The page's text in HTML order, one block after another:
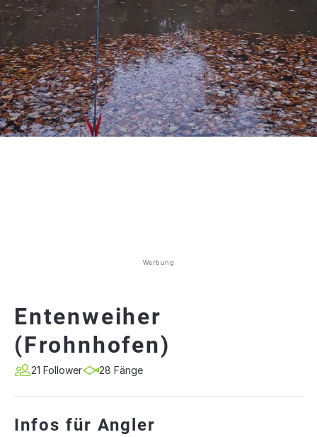
Werbung
Entenweiher
(Frohnhofen)
21 Follower 28 Fänge
Infos für Angler